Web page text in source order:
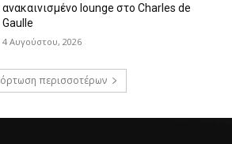
ανακαινισμένο lounge στο Charles de
Gaulle
4 Αυγούστου, 2026
περισσοτέρων